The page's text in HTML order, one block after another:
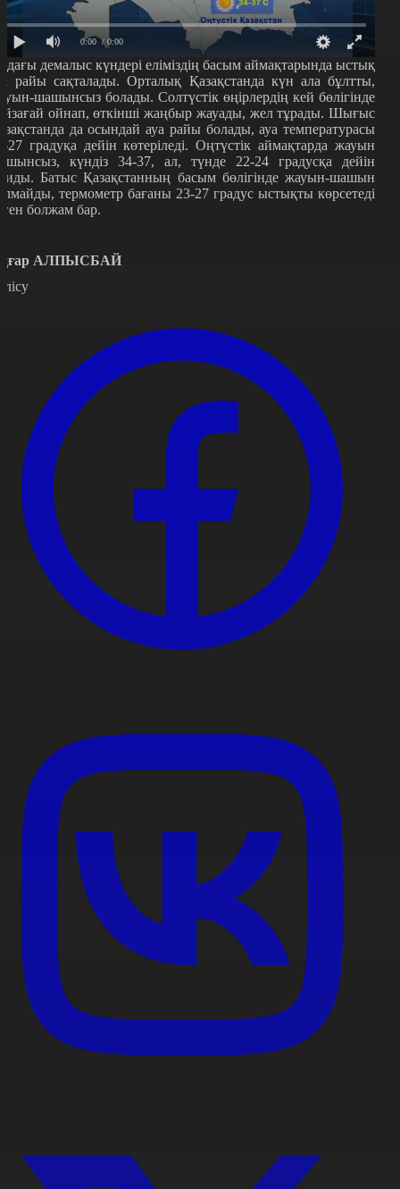
0:00 / 0:00
демалыс күндері еліміздің басым аймақтарында ыстық
райы сақталады. Орталық Қазақстанда күн ала бұлтты,
шашынсыз болады. Солтүстік өңірлердің кей бөлігінде
ойнап, өткінші жаңбыр жауады, жел тұрады. Шығыс
да осындай ауа райы болады, ауа температурасы
27 градуқа дейін көтеріледі. Оңтүстік аймақтарда жауын
күндіз 34-37, ал, түнде 22-24 градусқа дейін
Батыс Қазақстанның басым бөлігінде жауын-шашын
термометр бағаны 23-27 градус ыстықты көрсетеді
болжам бар.
АЛПЫСБАЙ